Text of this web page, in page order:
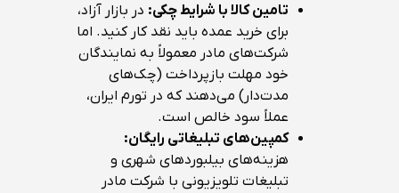
تامین کالا با شرایط چکی: در بازار آزاد،
برای خرید عمده باید نقد کار کنید. اما
شرکت‌های مادر معمولاً به نمایندگان
خود مهلت بازپرداخت (چک‌های
مدت‌دار) می‌دهند که در تورم ایران،
عملاً سود خالص است.
کمپین‌های تبلیغاتی رایگان:
هزینه‌های بیلبوردهای شهری و
تبلیغات تلویزیونی با شرکت مادر